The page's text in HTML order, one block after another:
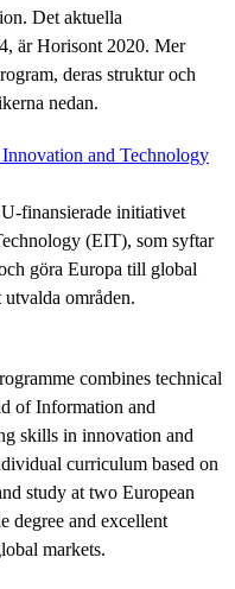
Det aktuella
är Horisont 2020. Mer
deras struktur och
nedan.
and Technology
finansierade initiativet
(EIT), som syftar
göra Europa till global
områden.
combines technical
of Information and
skills in innovation and
curriculum based on
study at two European
degree and excellent
markets.